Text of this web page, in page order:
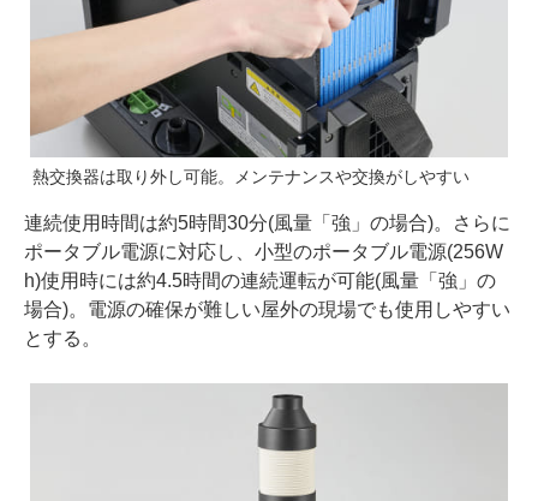
熱交換器は取り外し可能。メンテナンスや交換がしやすい
連続使用時間は約5時間30分(風量「強」の場合)。さらに
ポータブル電源に対応し、小型のポータブル電源(256W
h)使用時には約4.5時間の連続運転が可能(風量「強」の
場合)。電源の確保が難しい屋外の現場でも使用しやすい
とする。